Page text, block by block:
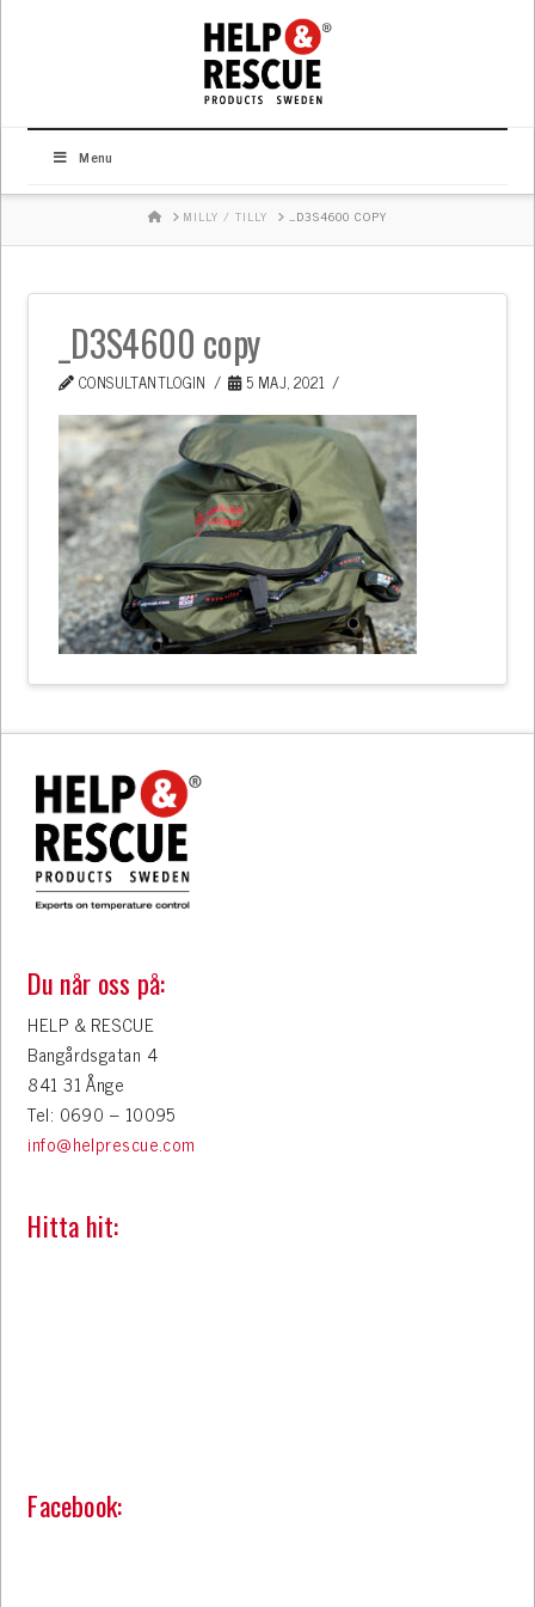
Menu
HOMEMILLY / TILLY _D3S4600 COPY
_D3S4600 copy
CONSULTANTLOGIN 5 MAJ, 2021
Du når oss på:
HELP & RESCUE
Bangårdsgatan 4
841 31 Ånge
Tel: 0690 – 10095
info@helprescue.com
Hitta hit:
Facebook: